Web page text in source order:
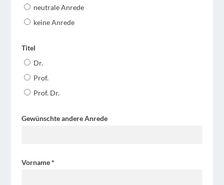
neutrale Anrede
keine Anrede
Titel
Dr.
Prof.
Prof. Dr.
Gewünschte andere Anrede
Vorname*